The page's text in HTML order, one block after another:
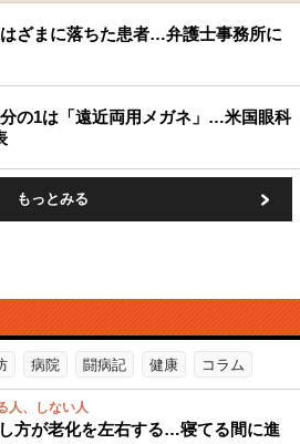
はざまに落ちた患者…弁護士事務所に
の1は「遠近両用メガネ」…米国眼科
もっとみる
病院 闘病記 健康 コラム
人、しない人
し方が老化を左右する…寝てる間に進